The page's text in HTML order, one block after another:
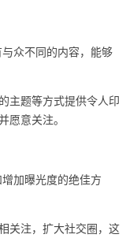
众不同的内容，能够
题等方式提供令人印
愿意关注。
加曝光度的绝佳方
注，扩大社交圈，这